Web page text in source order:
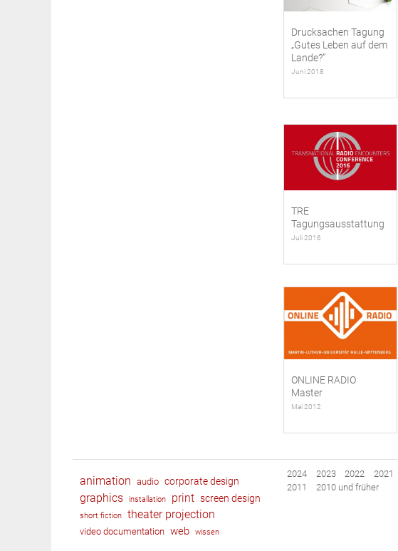
Drucksachen Tagung
„Gutes Leben auf dem
Lande?”
Juni 2018
TRE
Tagungsausstattung
Juli 2016
ONLINE RADIO
Master
Mai 2012
animation audio corporate design
graphics installation print screen design
short fiction theater projection
video documentation web wissen
2024 2023 2022 2021
2011
2010 und früher